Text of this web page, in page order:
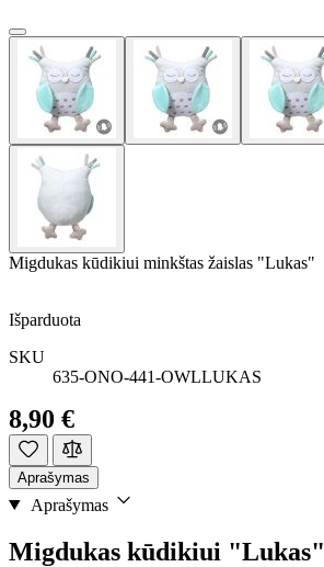
Migdukas kūdikiui minkštas žaislas "Lukas"
Išparduota
SKU
635-ONO-441-OWLLUKAS
8,90 €
Aprašymas
Aprašymas
Migdukas kūdikiui "Lukas"